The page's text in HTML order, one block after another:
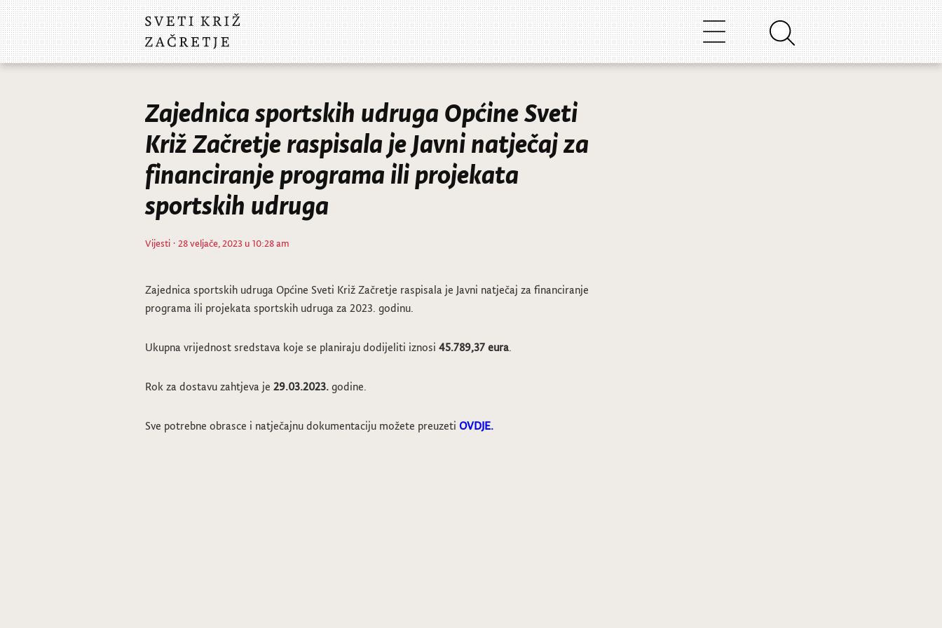
Zajednica sportskih udruga Općine Sveti
Križ Začretje raspisala je Javni natječaj za
financiranje programa ili projekata
sportskih udruga
Vijesti · 28 veljače, 2023 u 10:28 am
Zajednica sportskih udruga Općine Sveti Križ Začretje raspisala je Javni natječaj za financiranje
programa ili projekata sportskih udruga za 2023. godinu.
Ukupna vrijednost sredstava koje se planiraju dodijeliti iznosi 45.789,37 eura.
Rok za dostavu zahtjeva je 29.03.2023.godine.
Sve potrebne obrasce i natječajnu dokumentaciju možete preuzeti OVDJE.